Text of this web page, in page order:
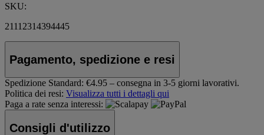
SKU:
21112314394445
Pagamento, spedizione e resi
Spedizione Standard: €4.95 – consegna in 3-5 giorni lavorativi.
Politica dei resi: Visualizza tutti i dettagli qui
Paga a rate senza interessi:
Consigli d'utilizzo